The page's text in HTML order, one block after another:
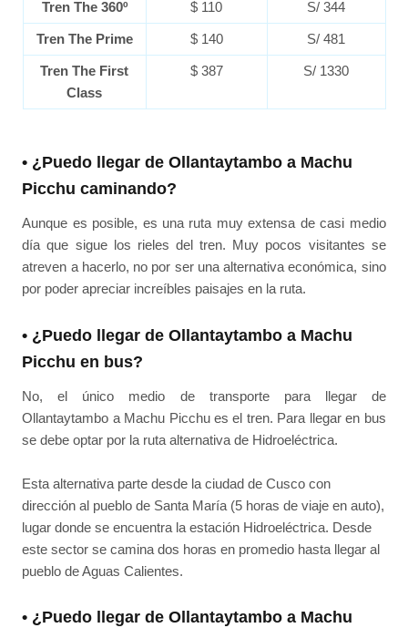
Tren The 360º $ 110 S/ 344
Tren The Prime $ 140 S/ 481
Tren The First
Class
$ 387 S/ 1330
• ¿Puedo llegar de Ollantaytambo a Machu
Picchu caminando?
Aunque es posible, es una ruta muy extensa de casi medio
día que sigue los rieles del tren. Muy pocos visitantes se
atreven a hacerlo, no por ser una alternativa económica, sino
por poder apreciar increíbles paisajes en la ruta.
• ¿Puedo llegar de Ollantaytambo a Machu
Picchu en bus?
No, el único medio de transporte para llegar de
Ollantaytambo a Machu Picchu es el tren. Para llegar en bus
se debe optar por la ruta alternativa de Hidroeléctrica.
Esta alternativa parte desde la ciudad de Cusco con
dirección al pueblo de Santa María (5 horas de viaje en auto),
lugar donde se encuentra la estación Hidroeléctrica. Desde
este sector se camina dos horas en promedio hasta llegar al
pueblo de Aguas Calientes.
• ¿Puedo llegar de Ollantaytambo a Machu